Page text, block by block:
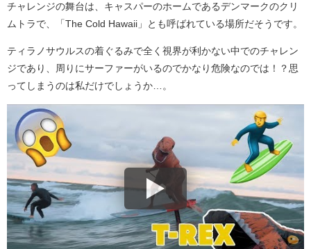
チャレンジの舞台は、キャスパーのホームであるデンマークのクリ
ムトラで、「The Cold Hawaii」とも呼ばれている場所だそうです。
ティラノサウルスの着ぐるみで全く視界が利かない中でのチャレン
ジであり、周りにサーファーがいるのでかなり危険なのでは！？思
ってしまうのは私だけでしょうか…。